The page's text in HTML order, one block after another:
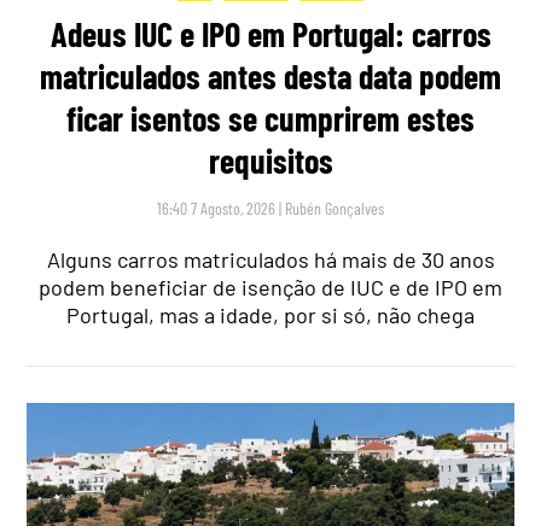
Adeus IUC e IPO em Portugal: carros
matriculados antes desta data podem
ficar isentos se cumprirem estes
requisitos
16:40 7 Agosto, 2026 | Rubén Gonçalves
Alguns carros matriculados há mais de 30 anos
podem beneficiar de isenção de IUC e de IPO em
Portugal, mas a idade, por si só, não chega